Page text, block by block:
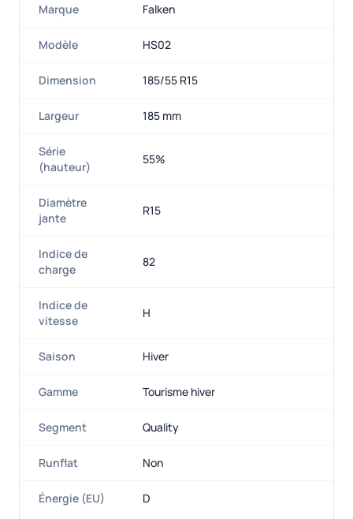
Marque Falken
Modèle HS02
Dimension 185/55 R15
Largeur 185 mm
Série
(hauteur)
55%
Diamètre
jante
R15
Indice de
charge
82
Indice de
vitesse
H
Saison Hiver
Gamme Tourisme hiver
Segment Quality
Runflat Non
Énergie (EU) D